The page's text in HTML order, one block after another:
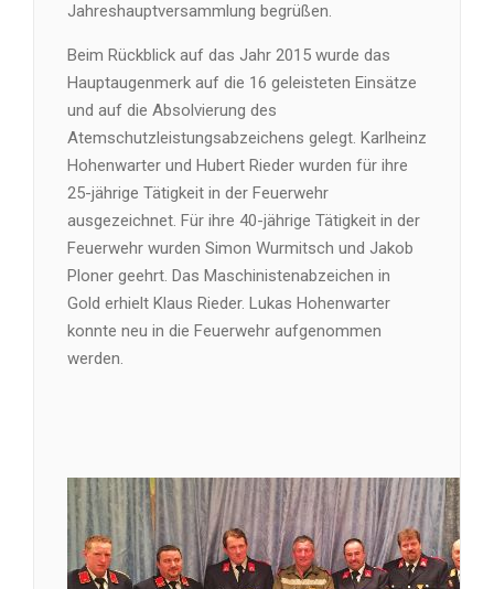
Jahreshauptversammlung begrüßen.
Beim Rückblick auf das Jahr 2015 wurde das
Hauptaugenmerk auf die 16 geleisteten Einsätze
und auf die Absolvierung des
Atemschutzleistungsabzeichens gelegt. Karlheinz
Hohenwarter und Hubert Rieder wurden für ihre
25-jährige Tätigkeit in der Feuerwehr
ausgezeichnet. Für ihre 40-jährige Tätigkeit in der
Feuerwehr wurden Simon Wurmitsch und Jakob
Ploner geehrt. Das Maschinistenabzeichen in
Gold erhielt Klaus Rieder. Lukas Hohenwarter
konnte neu in die Feuerwehr aufgenommen
werden.